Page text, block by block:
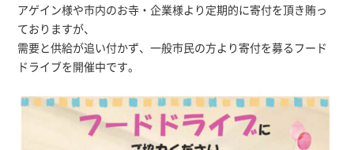
アゲイン様や市内のお寺・企業様より定期的に寄付を頂き賄っ
ておりますが、
需要と供給が追い付かず、一般市民の方より寄付を募るフード
ドライブを開催中です。